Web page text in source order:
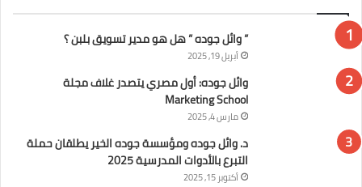
” وائل جوده ” هل هو مدير تسويق بلبن ؟
أبريل 19, 2025
وائل جوده: أول مصري يتصدر غلاف مجلة
Marketing School
مارس 4, 2025
د. وائل جوده ومؤسسة جوده الخير يطلقان حملة
التبرع بالأدوات المدرسية 2025
أكتوبر 15, 2025